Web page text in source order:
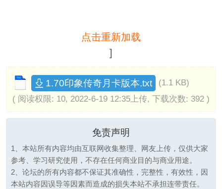
点击重新加载
]
1.70印象传奇月卡版本.txt
(1.1 KB)
( 阅读权限: 10, 2022-6-19 12:35上传, 下载次数: 392 )
免责声明
1、本站所有内容均由互联网收集整理、网友上传，仅供大家
参考、学习研究使用，不存在任何商业目的与商业用途。
2、论坛的所有内容都不保证其准确性，完整性，有效性，因
本站内容因误导等因素而造成的损失本站不承担连带责任。